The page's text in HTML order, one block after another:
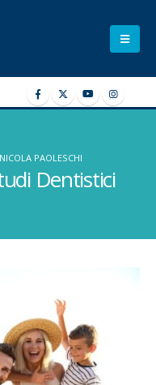
PAOLESCHI
Dentistici